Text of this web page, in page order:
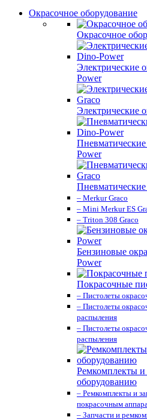
Окрасочное оборудование
Окрасочное
Электрические
Power
Электрические
Power
– Merkur Graco
– Mini Merkur ES
– Triton 308 Graco
Бензиновые
Power
Покрасочные
– Пистолеты
– Пистолеты
распыления
– Пистолеты
распыления
Ремкомплекты и
оборудованию
– Ремкомплекты и
покрасочным
– Запчасти и